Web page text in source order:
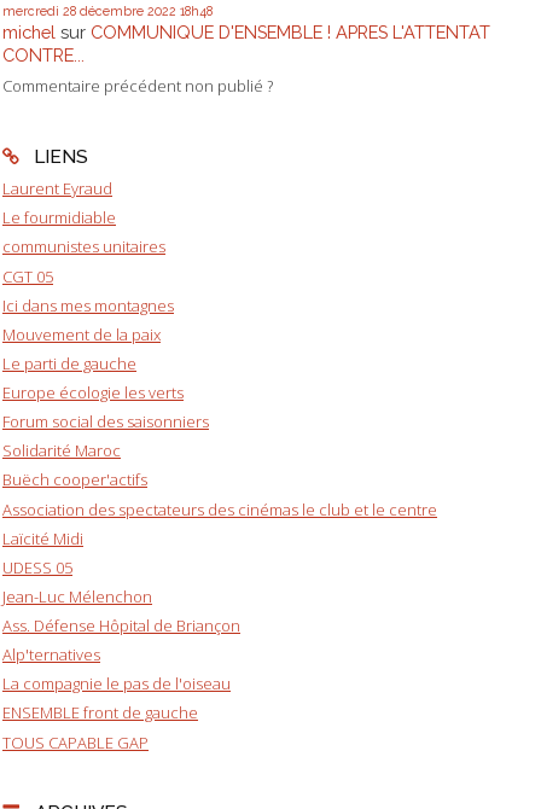
mercredi 28 décembre 2022 18h48
michel sur COMMUNIQUE D'ENSEMBLE ! APRES L'ATTENTAT
CONTRE...
Commentaire précédent non publié ?
LIENS
Laurent Eyraud
Le fourmidiable
communistes unitaires
CGT 05
Ici dans mes montagnes
Mouvement de la paix
Le parti de gauche
Europe écologie les verts
Forum social des saisonniers
Solidarité Maroc
Buëch cooper'actifs
Association des spectateurs des cinémas le club et le centre
Laïcité Midi
UDESS 05
Jean-Luc Mélenchon
Ass. Défense Hôpital de Briançon
Alp'ternatives
La compagnie le pas de l'oiseau
ENSEMBLE front de gauche
TOUS CAPABLE GAP